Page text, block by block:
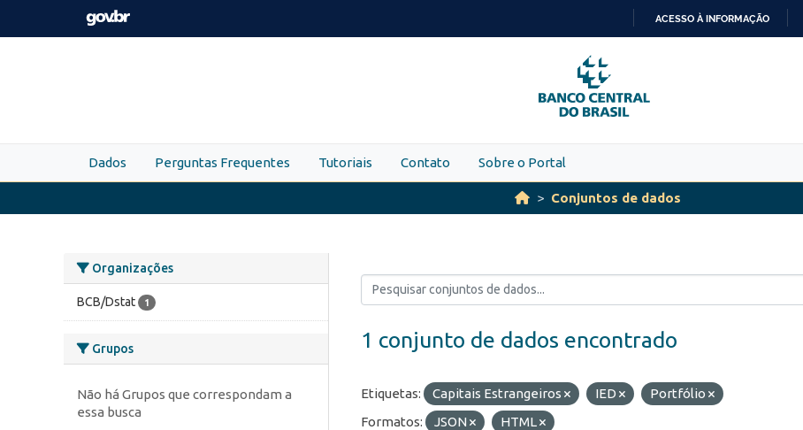
Skip to main content
PARA
O
CONTEÚDO
ACESSO À INFORMAÇÃO
Dados Perguntas Frequentes Tutoriais Contato Sobre o Portal
Conjuntos de dados
Organizações
BCB/Dstat 1
Grupos
Não há Grupos que correspondam a
essa busca
1 conjunto de dados encontrado
Etiquetas: Capitais Estrangeiros IED
Portfólio
Formatos:
JSON HTML